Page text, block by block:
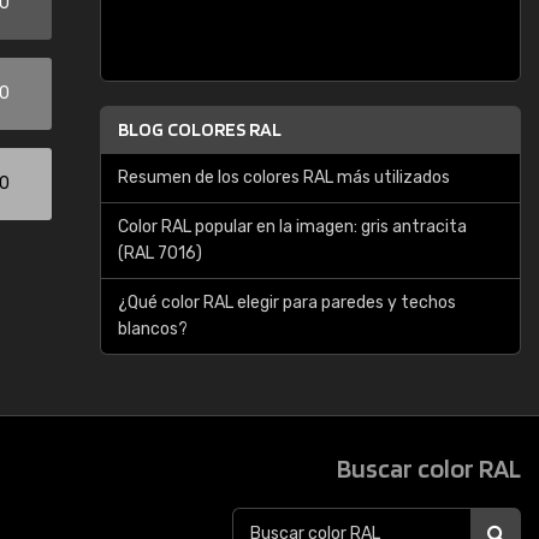
BLOG COLORES RAL
Resumen de los colores RAL más utilizados
Color RAL popular en la imagen: gris antracita
(RAL 7016)
¿Qué color RAL elegir para paredes y techos
blancos?
Buscar color RAL